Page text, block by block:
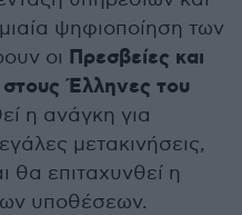
ψηφιοποίηση των
οι Πρεσβείες και
Έλληνες του
η ανάγκη για
μετακινήσεις,
θα επιταχυνθεί η
υποθέσεων.